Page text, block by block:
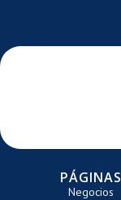
PÁGINAS
Negocios